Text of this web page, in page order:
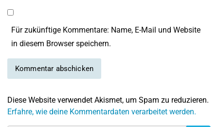
Für zukünftige Kommentare: Name, E-Mail und Website
in diesem Browser speichern.
Diese Website verwendet Akismet, um Spam zu reduzieren.
Erfahre, wie deine Kommentardaten verarbeitet werden.